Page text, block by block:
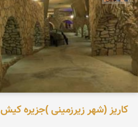
کاریز (شهر زیرزمینی )جزیره کیش